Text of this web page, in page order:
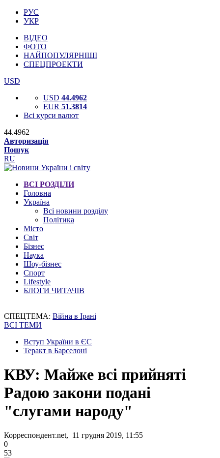
РУС
УКР
ВІДЕО
ФОТО
НАЙПОПУЛЯРНІШІ
СПЕЦПРОЕКТИ
USD
USD 44.4962
EUR 51.3814
Всі курси валют
44.4962
Авторизація
Пошук
RU
ВСІ РОЗДІЛИ
Головна
Україна
Всі новини розділу
Політика
Місто
Світ
Бізнес
Наука
Шоу-бізнес
Спорт
Lifestyle
БЛОГИ ЧИТАЧІВ
СПЕЦТЕМА: Війна в Ірані
ВСІ ТЕМИ
Вступ України в ЄС
Теракт в Барселоні
КВУ: Майже всі прийняті
Радою закони подані
"слугами народу"
Корреспондент.net, 11 грудня 2019, 11:55
0
53